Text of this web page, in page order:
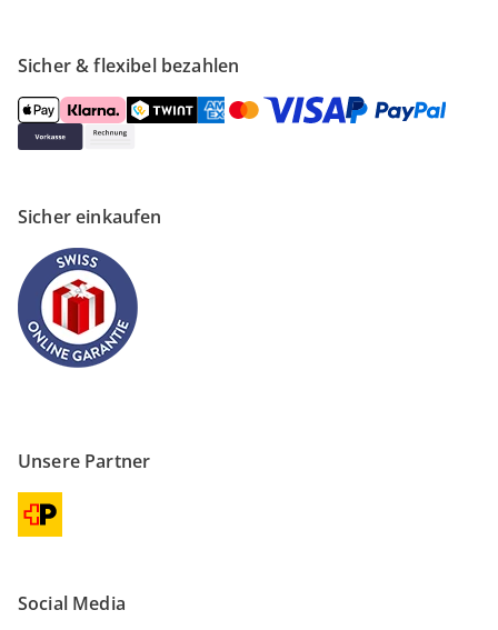
Sicher & flexibel bezahlen
Sicher einkaufen
Unsere Partner
Social Media